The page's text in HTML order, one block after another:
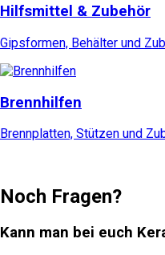
Hilfsmittel & Zubehör
Gipsformen, Behälter und
Brennhilfen
Brennplatten, Stützen und
Noch Fragen?
Kann man bei euch